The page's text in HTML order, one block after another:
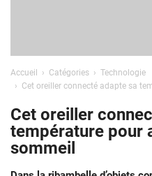
Accueil Catégories
Technologie
Cet oreiller connecté adapte sa
Cet oreiller
température pour
sommeil